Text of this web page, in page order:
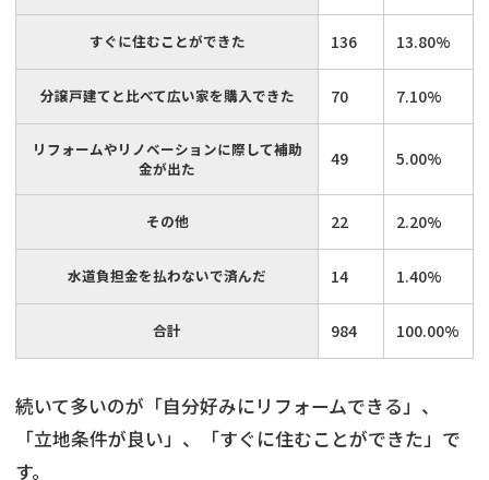
すぐに住むことができた 136 13.80%
分譲戸建てと比べて広い家を購入できた 70 7.10%
リフォームやリノベーションに際して補助
金が出た
49 5.00%
その他 22 2.20%
水道負担金を払わないで済んだ 14 1.40%
合計 984 100.00%
続いて多いのが「自分好みにリフォームできる」、
「立地条件が良い」、「すぐに住むことができた」で
す。